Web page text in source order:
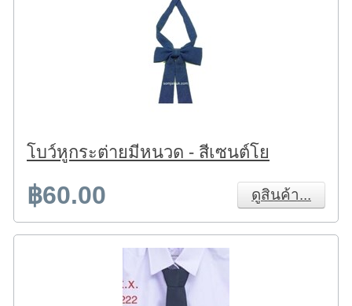
โบว์หูกระต่ายมีหนวด - สีเซนต์โย
฿60.00 ดูสินค้า...